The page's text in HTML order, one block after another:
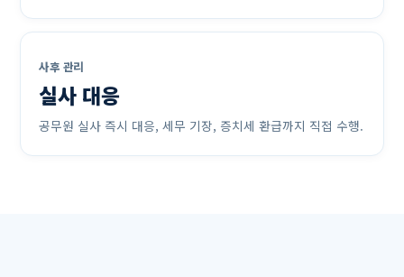
사후 관리
실사 대응
공무원 실사 즉시 대응, 세무 기장, 증치세 환급까지 직접 수행.